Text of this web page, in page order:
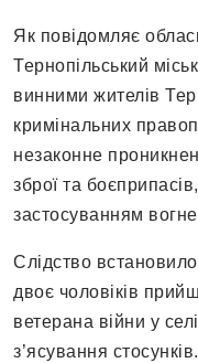
Як повідомляє
Тернопільський
винними жителів
кримінальних
незаконне
зброї та
застосуванням
Слідство
двоє чоловіків
ветерана війни у
з’ясування